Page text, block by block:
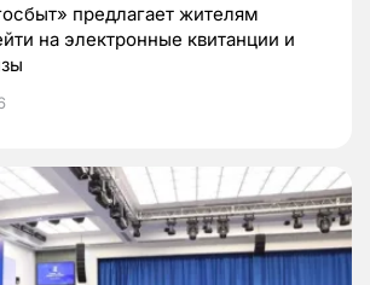
предлагает жителям
на электронные квитанции и